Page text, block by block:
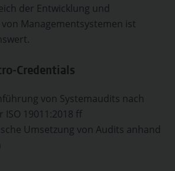
der Entwicklung und
Managementsystemen ist
Credentials
von Systemaudits nach
19011:2018 ff
Umsetzung von Audits anhand